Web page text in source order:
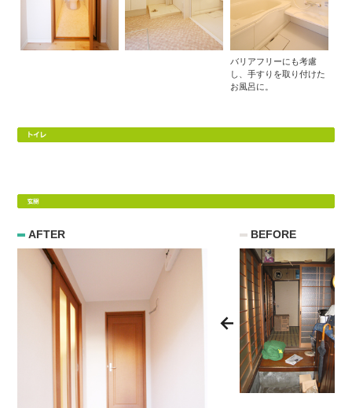
バリアフリーにも考慮
し、手すりを取り付けた
お風呂に。
BEFORE
AFTER